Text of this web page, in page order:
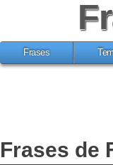
Frases
Frases de